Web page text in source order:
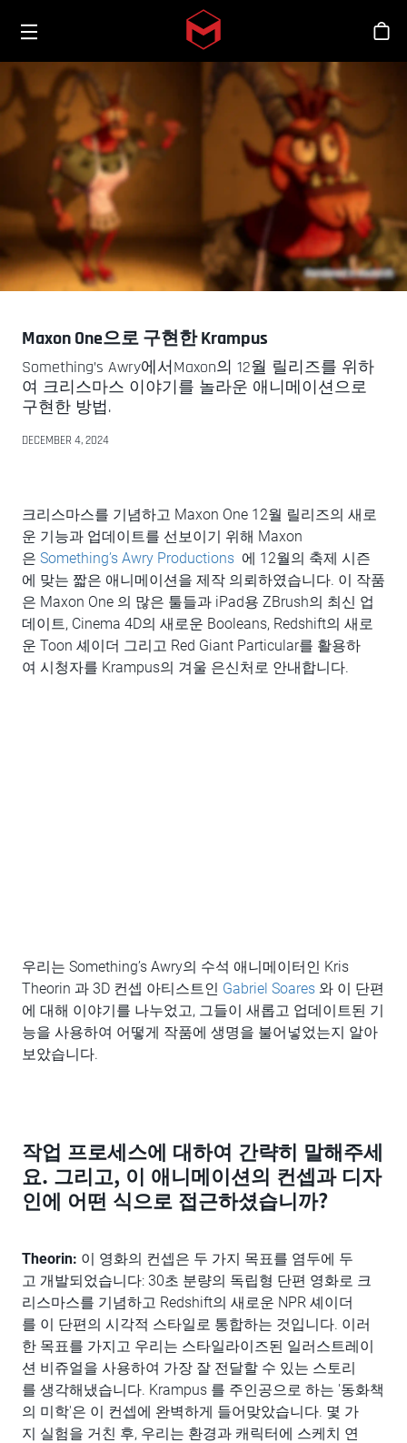
Skip to main content
Toggle menu
스
Maxon One으로 구현한 Krampus
Something’s Awry에서Maxon의 12월 릴리즈를 위하
여 크리스마스 이야기를 놀라운 애니메이션으로
구현한 방법.
DECEMBER 4, 2024
크리스마스를 기념하고 Maxon One 12월 릴리즈의 새로
운 기능과 업데이트를 선보이기 위해 Maxon
은 Something’s Awry Productions 에 12월의 축제 시즌
에 맞는 짧은 애니메이션을 제작 의뢰하였습니다. 이 작품
은 Maxon One 의 많은 툴들과 iPad용 ZBrush의 최신 업
데이트, Cinema 4D의 새로운 Booleans, Redshift의 새로
운 Toon 셰이더 그리고 Red Giant Particular를 활용하
여 시청자를 Krampus의 겨울 은신처로 안내합니다.
우리는 Something’s Awry의 수석 애니메이터인 Kris
Theorin 과 3D 컨셉 아티스트인 Gabriel Soares 와 이 단편
에 대해 이야기를 나누었고, 그들이 새롭고 업데이트된 기
능을 사용하여 어떻게 작품에 생명을 불어넣었는지 알아
보았습니다.
작업 프로세스에 대하여 간략히 말해주세
요. 그리고, 이 애니메이션의 컨셉과 디자
인에 어떤 식으로 접근하셨습니까?
Theorin: 이 영화의 컨셉은 두 가지 목표를 염두에 두
고 개발되었습니다: 30초 분량의 독립형 단편 영화로 크
리스마스를 기념하고 Redshift의 새로운 NPR 셰이더
를 이 단편의 시각적 스타일로 통합하는 것입니다. 이러
한 목표를 가지고 우리는 스타일라이즈된 일러스트레이
션 비쥬얼을 사용하여 가장 잘 전달할 수 있는 스토리
를 생각해냈습니다. Krampus 를 주인공으로 하는 '동화책
의 미학'은 이 컨셉에 완벽하게 들어맞았습니다. 몇 가
지 실험을 거친 후, 우리는 환경과 캐릭터에 스케치 연